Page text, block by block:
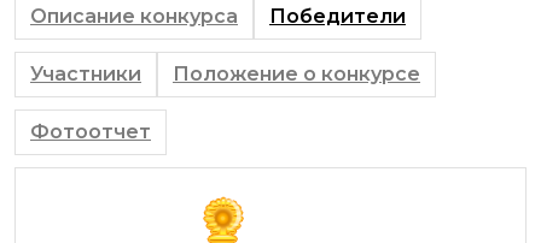
Описание конкурса Победители
Участники Положение о конкурсе
Фотоотчет